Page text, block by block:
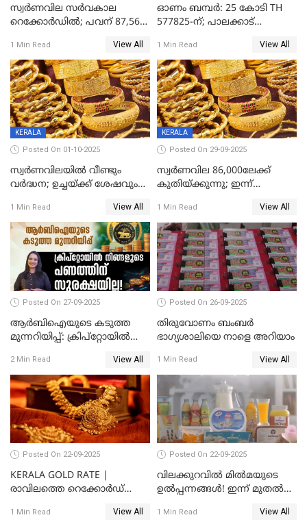
സ്വര്‍ണവില സര്‍വകാല
റെക്കോര്‍ഡില്‍; പവന് 87,560
1 Min Read View All
ഓണം ബമ്പർ: 25 കോടി TH
577825-ന്; പാലക്കാട്
മുന്നിൽ
1 Min Read View All
KERALA
Posted On 01-10-2025
സ്വർണവിലയിൽ വീണ്ടും
വർദ്ധന; ഉച്ചയ്ക്ക് ശേഷവും
കൂടിയത് പവന് 2,760 രൂപ
1 Min Read View All
KERALA
Posted On 29-09-2025
സ്വര്‍ണവില 86,000ലേക്ക്
കുതിയ്ക്കുന്നു; ഇന്ന്
1040 രൂപ
1 Min Read View All
Posted On 27-09-2025
ആർബിഐയുടെ കടുത്ത
മുന്നറിയിപ്പ്: ക്രിപ്റ്റോയിൽ
സുരക്ഷയില്ല!
2 Min Read View All
Posted On 26-09-2025
തിരുവോണം ബംബര്‍
ഭാഗ്യശാലിയെ നാളെ അറിയാം
1 Min Read View All
Posted On 22-09-2025
KERALA GOLD RATE |
രാവിലത്തെ റെക്കോർഡ്
തവണ കൂടി; പവൻ വില
1 Min Read View All
Posted On 22-09-2025
വിലക്കുറവിൽ മിൽമയുടെ
ഉൽപ്പന്നങ്ങൾ! ഇന്ന് മുതൽ
ഉപഭോക്താക്കൾക്ക്
1 Min Read View All